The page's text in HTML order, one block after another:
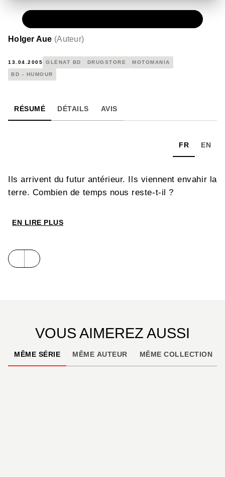
Holger Aue (Auteur)
13.04.2005 GLÉNAT BD DRUGSTORE MOTOMANIA
BD - HUMOUR
RÉSUMÉ DÉTAILS AVIS
FR EN
Ils arrivent du futur antérieur. Ils viennent envahir la
terre. Combien de temps nous reste-t-il ?
EN LIRE PLUS
VOUS AIMEREZ AUSSI
MÊME SÉRIE MÊME AUTEUR MÊME COLLECTION